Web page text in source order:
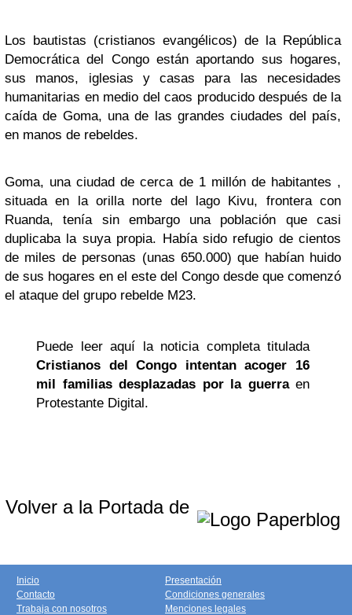
Los bautistas (cristianos evangélicos) de la República
Democrática del Congo están aportando sus hogares,
sus manos, iglesias y casas para las necesidades
humanitarias en medio del caos producido después de la
caída de Goma, una de las grandes ciudades del país,
en manos de rebeldes.
Goma, una ciudad de cerca de 1 millón de habitantes ,
situada en la orilla norte del lago Kivu, frontera con
Ruanda, tenía sin embargo una población que casi
duplicaba la suya propia. Había sido refugio de cientos
de miles de personas (unas 650.000) que habían huido
de sus hogares en el este del Congo desde que comenzó
el ataque del grupo rebelde M23.
Puede leer aquí la noticia completa titulada
Cristianos del Congo intentan acoger 16
mil familias desplazadas por la guerraen
Protestante Digital.
Volver a la Portada de
Inicio
Contacto
Trabaja con nosotros
Presentación
Condiciones generales
Menciones legales